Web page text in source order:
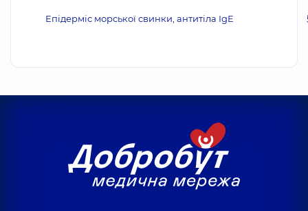
Епідерміс морської свинки, антитіла IgE